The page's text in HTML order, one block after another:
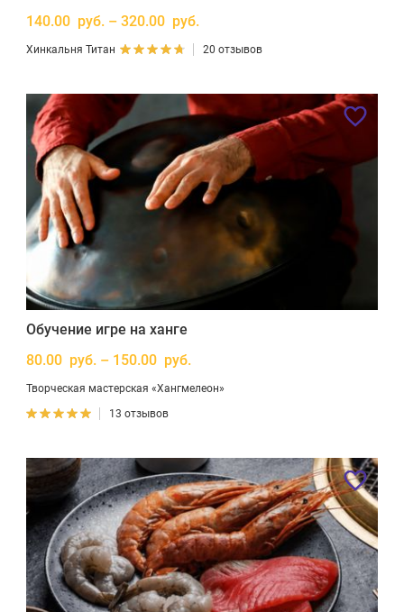
140.00 руб. – 320.00 руб.
Хинкальня Титан 20 отзывов
Обучение игре на ханге
80.00 руб. – 150.00 руб.
Творческая мастерская «Хангмелеон»
13 отзывов